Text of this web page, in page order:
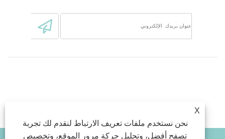
X
نحن نستخدم ملفات تعريف الارتباط لنقدم لك تجربة
تصفح أفضل، وتحليل حركة مرور الموقع، وتخصيص